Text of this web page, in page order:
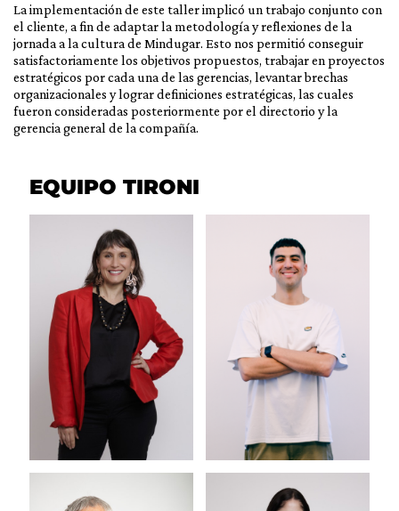
La implementación de este taller implicó un trabajo conjunto con
el cliente, a fin de adaptar la metodología y reflexiones de la
jornada a la cultura de Mindugar. Esto nos permitió conseguir
satisfactoriamente los objetivos propuestos, trabajar en proyectos
estratégicos por cada una de las gerencias, levantar brechas
organizacionales y lograr definiciones estratégicas, las cuales
fueron consideradas posteriormente por el directorio y la
gerencia general de la compañía.
EQUIPO TIRONI